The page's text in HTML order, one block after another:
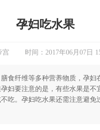
了
孕妇吃水果
宫 时间：2017年06月07日
膳食纤维等多种营养物质，孕
妇要注意的是，有些水果是不
吃。孕妇吃水果还需注意避免